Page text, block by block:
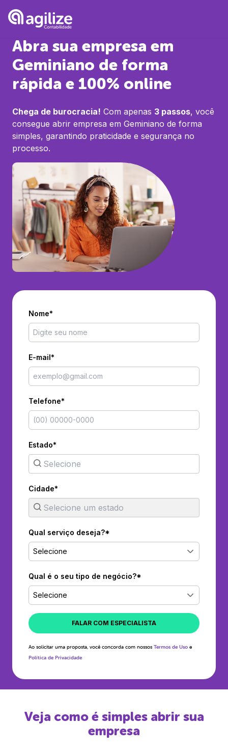
Abra sua empresa em
Geminiano de forma
rápida e 100% online
Chega de burocracia! Com apenas 3 passos, você
consegue abrir empresa em Geminiano de forma
simples, garantindo praticidade e segurança no
processo.
Nome*
E-mail*
Telefone*
Estado*
Cidade*
Qual serviço deseja?*
Selecione
Qual é o seu tipo de negócio?*
Selecione
FALAR COM ESPECIALISTA
Ao solicitar uma proposta, você concorda com nossos Termos de Uso e
Política de Privacidade
Veja como é simples abrir sua
empresa